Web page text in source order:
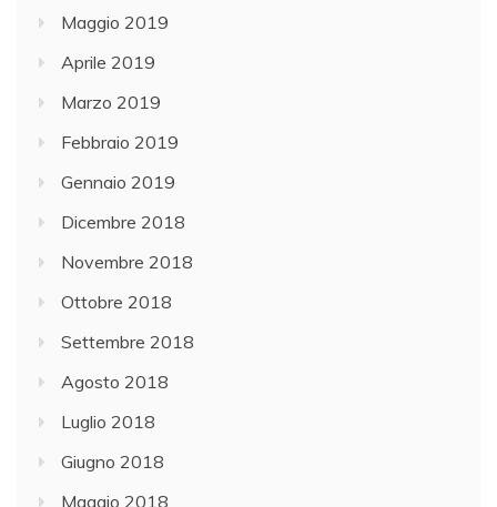
Maggio 2019
Aprile 2019
Marzo 2019
Febbraio 2019
Gennaio 2019
Dicembre 2018
Novembre 2018
Ottobre 2018
Settembre 2018
Agosto 2018
Luglio 2018
Giugno 2018
Maggio 2018